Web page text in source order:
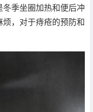
季坐圈加热和便后冲
，对于痔疮的预防和